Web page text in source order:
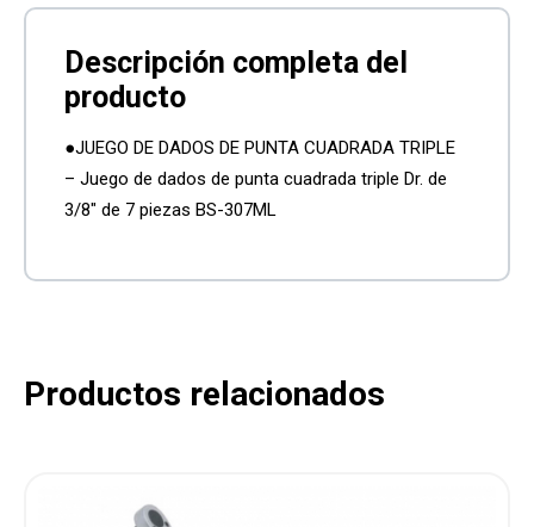
●JUEGO DE DADOS DE PUNTA CUADRADA TRIPLE
– Juego de dados de punta cuadrada triple Dr. de
3/8″ de 7 piezas BS-307ML
Productos relacionados